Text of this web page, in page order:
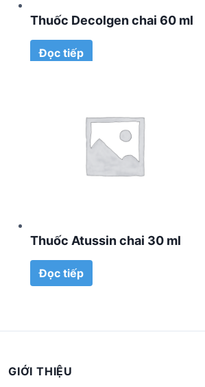
Thuốc Decolgen chai 60 ml
Đọc tiếp
Thuốc Atussin chai 30 ml
Đọc tiếp
GIỚI THIỆU